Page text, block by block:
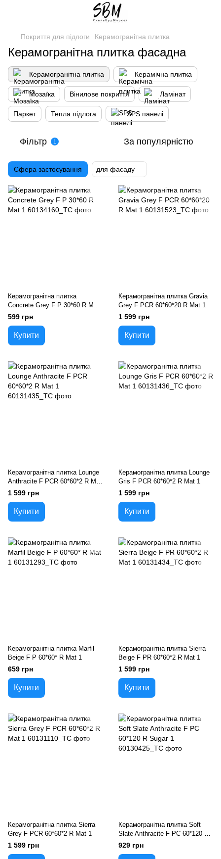
Покриття для підлоги Керамогранітна плитка
Керамогранітна плитка фасадна
Керамогранітна плитка Керамічна плитка
Мозаїка Вінилове покриття Ламінат
Паркет Тепла підлога SPS панелі
Фільтр 1 За популярністю
Сфера застосування для фасаду
Керамогранітна плитка
Concrete Grey F P 30*60 R Mat
1
599 грн
Купити
Керамогранітна плитка Gravia
Grey F PCR 60*60*20 R Mat 1
1 599 грн
Купити
Керамогранітна плитка Lounge
Anthracite F PCR 60*60*2 R Mat
1
1 599 грн
Купити
Керамогранітна плитка Lounge
Gris F PCR 60*60*2 R Mat 1
1 599 грн
Купити
Керамогранітна плитка Marfil
Beige F P 60*60* R Mat 1
659 грн
Купити
Керамогранітна плитка Sierra
Beige F PR 60*60*2 R Mat 1
1 599 грн
Купити
Керамогранітна плитка Sierra
Grey F PCR 60*60*2 R Mat 1
1 599 грн
Керамогранітна плитка Soft
Slate Anthracite F PC 60*120 R
Sugar 1
929 грн